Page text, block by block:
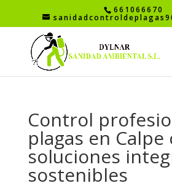
661066670
Control
plagas en Calpe
soluciones
sostenibles